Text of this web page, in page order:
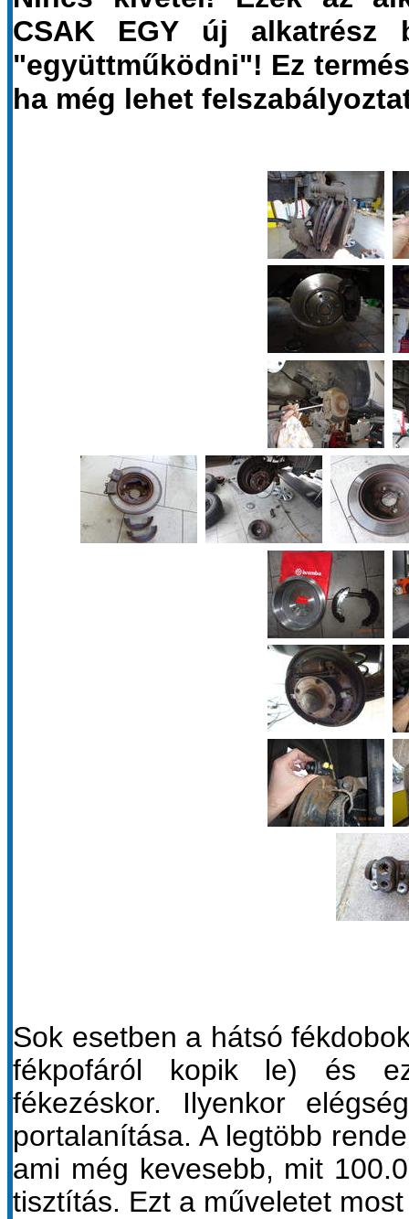
CSAK EGY új alkatrész
"együttműködni"! Ez
ha még lehet
Sok esetben a hátsó
fékpofáról kopik le) és
fékezéskor. Ilyenkor
portalanítása. A legtöbb
ami még kevesebb, mit
tisztítás. Ezt a műveletet